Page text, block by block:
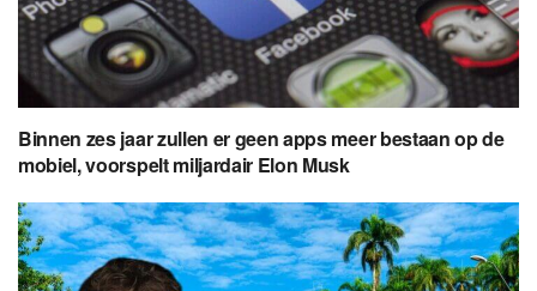
Binnen zes jaar zullen er geen apps meer bestaan op de
mobiel, voorspelt miljardair Elon Musk